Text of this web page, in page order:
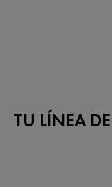
TU LÍNEA